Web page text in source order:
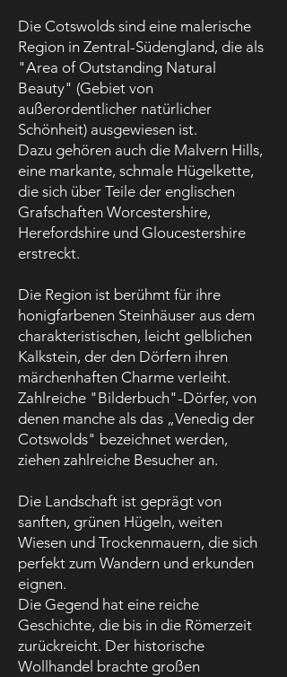
Die Cotswolds sind eine malerische
Region in Zentral-Südengland, die als
"Area of Outstanding Natural
Beauty" (Gebiet von
außerordentlicher natürlicher
Schönheit) ausgewiesen ist.
Dazu gehören auch die Malvern Hills,
eine markante, schmale Hügelkette,
die sich über Teile der englischen
Grafschaften Worcestershire,
Herefordshire und Gloucestershire
erstreckt.
Die Region ist berühmt für ihre
honigfarbenen Steinhäuser aus dem
charakteristischen, leicht gelblichen
Kalkstein, der den Dörfern ihren
märchenhaften Charme verleiht.
Zahlreiche "Bilderbuch"-Dörfer, von
denen manche als das „Venedig der
Cotswolds" bezeichnet werden,
ziehen zahlreiche Besucher an.
Die Landschaft ist geprägt von
sanften, grünen Hügeln, weiten
Wiesen und Trockenmauern, die sich
perfekt zum Wandern und erkunden
eignen.
Die Gegend hat eine reiche
Geschichte, die bis in die Römerzeit
zurückreicht. Der historische
Wollhandel brachte großen